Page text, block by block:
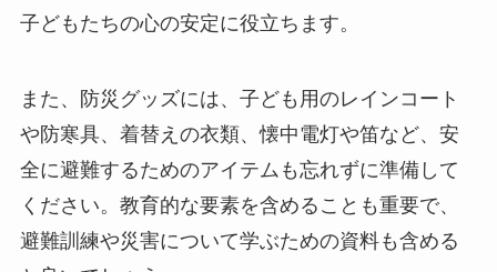
子どもたちの心の安定に役立ちます。
また、防災グッズには、子ども用のレインコート
や防寒具、着替えの衣類、懐中電灯や笛など、安
全に避難するためのアイテムも忘れずに準備して
ください。教育的な要素を含めることも重要で、
避難訓練や災害について学ぶための資料も含める